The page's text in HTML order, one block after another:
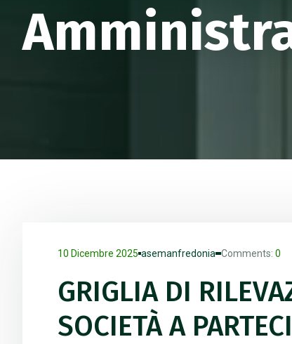
10 Dicembre 2025 asemanfredonia Comments: 0
GRIGLIA DI
SOCIETÀ A